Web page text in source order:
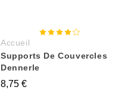
Accueil
Supports De Couvercles
Dennerle
8,75 €